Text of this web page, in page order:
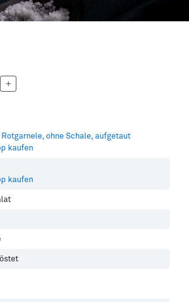
ohne Schale, aufgetaut
kaufen
kaufen